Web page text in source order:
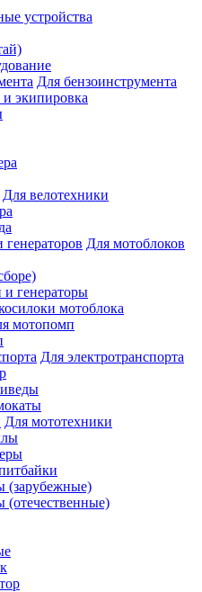
устройства
Для бензоинструмента
экипировка
Для велотехники
Для мотоблоков
генераторы
мотоблока
мотопомп
Для электротранспорта
Для мототехники
(зарубежные)